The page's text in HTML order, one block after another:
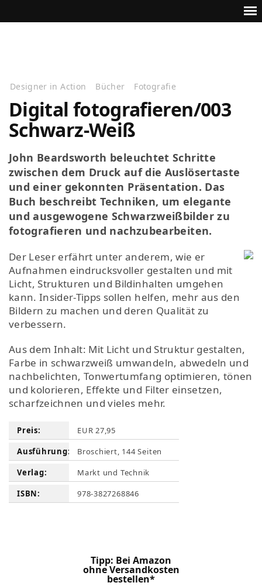
Designer in Action Bücher Fotografie
Digital fotografieren/003
Schwarz-Weiß
John Beardsworth beleuchtet Schritte
zwischen dem Druck auf die Auslösertaste
und einer gekonnten Präsentation. Das
Buch beschreibt Techniken, um elegante
und ausgewogene Schwarzweißbilder zu
fotografieren und nachzubearbeiten.
Der Leser erfährt unter anderem, wie er
Aufnahmen eindrucksvoller gestalten und mit
Licht, Strukturen und Bildinhalten umgehen
kann. Insider-Tipps sollen helfen, mehr aus den
Bildern zu machen und deren Qualität zu
verbessern.
Aus dem Inhalt: Mit Licht und Struktur gestalten,
Farbe in schwarzweiß umwandeln, abwedeln und
nachbelichten, Tonwertumfang optimieren, tönen
und kolorieren, Effekte und Filter einsetzen,
scharfzeichnen und vieles mehr.
Preis:
EUR 27,95
Ausführung:
Broschiert, 144 Seiten
Verlag:
Markt und Technik
ISBN:
978-3827268846
Tipp: Bei Amazon
ohne Versandkosten
bestellen*